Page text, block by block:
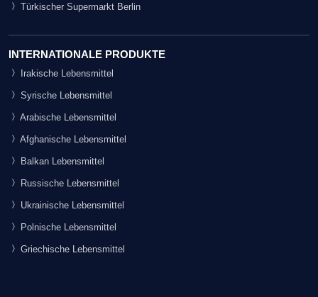
Türkischer Supermarkt Berlin
INTERNATIONALE PRODUKTE
Irakische Lebensmittel
Syrische Lebensmittel
Arabische Lebensmittel
Afghanische Lebensmittel
Balkan Lebensmittel
Russische Lebensmittel
Ukrainische Lebensmittel
Polnische Lebensmittel
Griechische Lebensmittel